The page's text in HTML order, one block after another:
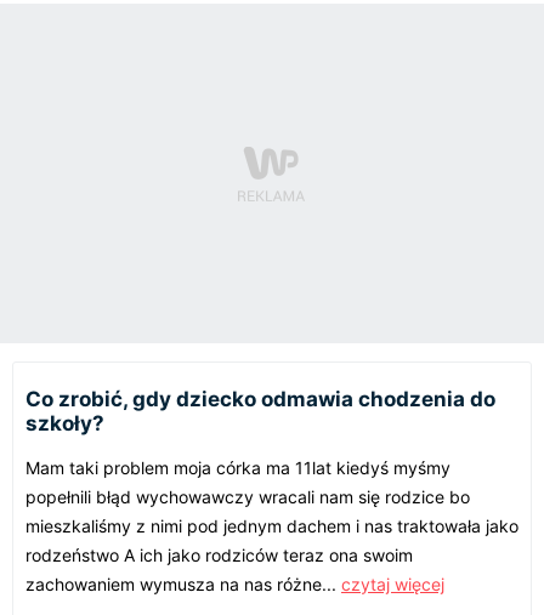
Co zrobić, gdy dziecko odmawia chodzenia do
szkoły?
Mam taki problem moja córka ma 11lat kiedyś myśmy
popełnili błąd wychowawczy wracali nam się rodzice bo
mieszkaliśmy z nimi pod jednym dachem i nas traktowała jako
rodzeństwo A ich jako rodziców teraz ona swoim
zachowaniem wymusza na nas różne... czytaj więcej